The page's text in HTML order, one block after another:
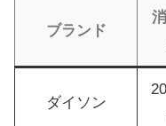
ブランド
ダイソン